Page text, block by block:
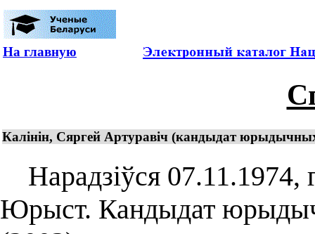
На главную
Калінін, Сяргей Артуравіч (кандыдат
Нарадзіўся 07.11.1974,
Юрыст. Кандыдат